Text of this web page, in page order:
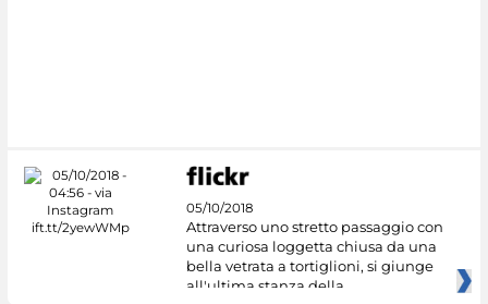
05/10/2018
Attraverso uno stretto passaggio con
una curiosa loggetta chiusa da una
bella vetrata a tortiglioni, si giunge
all'ultima stanza della